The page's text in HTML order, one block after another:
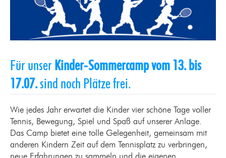
Für unser Kinder-Sommercamp vom 13. bis
17.07.sind noch Plätze frei.
Wie jedes Jahr erwartet die Kinder vier schöne Tage voller
Tennis, Bewegung, Spiel und Spaß auf unserer Anlage.
Das Camp bietet eine tolle Gelegenheit, gemeinsam mit
anderen Kindern Zeit auf dem Tennisplatz zu verbringen,